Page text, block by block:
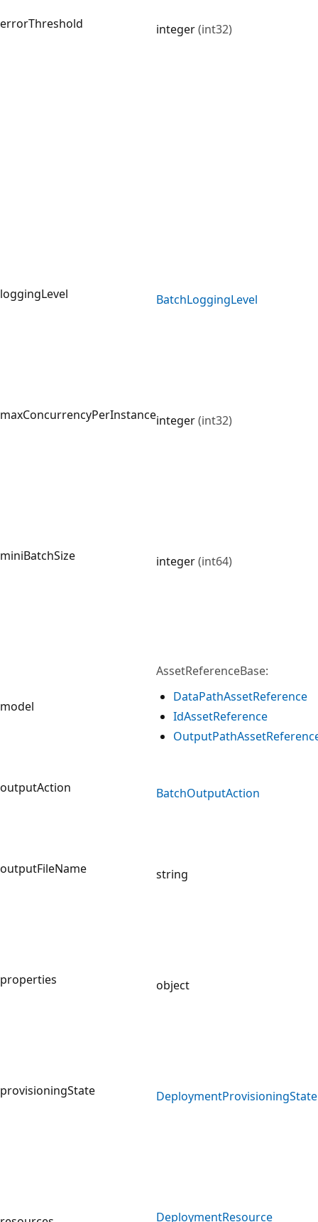
errorThreshold integer(int32)
loggingLevel BatchLoggingLevel
maxConcurrencyPerInstanceinteger(int32)
miniBatchSize integer(int64)
model
AssetReferenceBase:
DataPathAssetReference
IdAssetReference
OutputPathAsset
outputAction BatchOutputAction
outputFileName string
properties object
provisioningState DeploymentProvisioningState
DeploymentResource